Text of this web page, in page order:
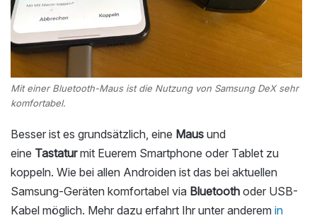
Mit einer Bluetooth-Maus ist die Nutzung von Samsung DeX sehr
komfortabel.
Besser ist es grundsätzlich, eine Maus und
eine Tastaturmit Euerem Smartphone oder Tablet zu
koppeln. Wie bei allen Androiden ist das bei aktuellen
Samsung-Geräten komfortabel via Bluetooth oder USB-
Kabel möglich. Mehr dazu erfahrt Ihr unter anderem in